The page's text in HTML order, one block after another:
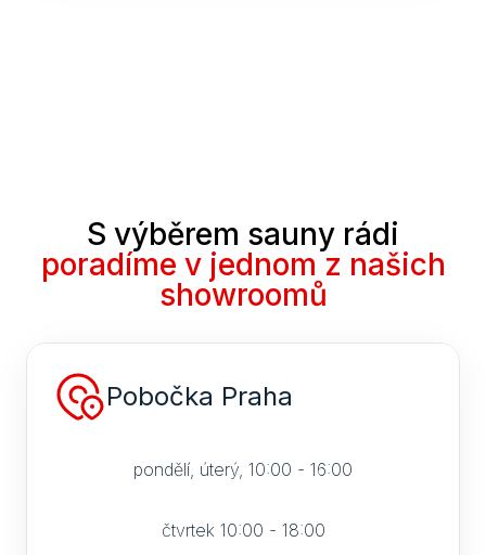
S výběrem sauny rádi
poradíme v jednom z našich
showroomů
Pobočka Praha
pondělí, úterý, 10:00 - 16:00
čtvrtek 10:00 - 18:00